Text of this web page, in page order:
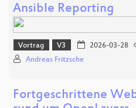
Ansible Reporting
Vortrag V3 2026-03-28
Andreas Fritzsche
Fortgeschrittene